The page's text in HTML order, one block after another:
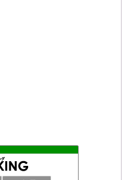
クドクトリン憲法改悪計画！